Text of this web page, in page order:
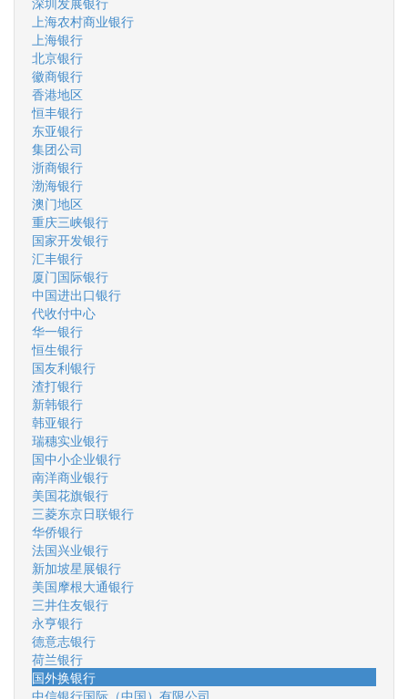
上海农村商业银行
上海银行
北京银行
徽商银行
香港地区
恒丰银行
东亚银行
集团公司
浙商银行
渤海银行
澳门地区
重庆三峡银行
国家开发银行
汇丰银行
厦门国际银行
中国进出口银行
代收付中心
华一银行
恒生银行
国友利银行
渣打银行
新韩银行
韩亚银行
瑞穗实业银行
国中小企业银行
南洋商业银行
美国花旗银行
三菱东京日联银行
华侨银行
法国兴业银行
新加坡星展银行
美国摩根大通银行
三井住友银行
永亨银行
德意志银行
荷兰银行
国外换银行
中信银行国际（中国）有限公司